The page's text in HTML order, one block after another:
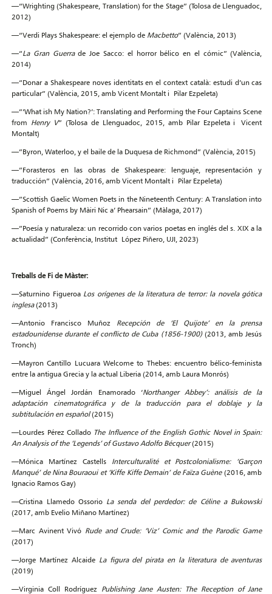
—“Wrighting (Shakespeare, Translation) for the Stage” (Tolosa de Llenguadoc,
2012)
—“Verdi Plays Shakespeare: el ejemplo de Macbetto” (València, 2013)
—“La Gran Guerrade Joe Sacco: el horror bélico en el cómic” (València,
2014)
—“Donar a Shakespeare noves identitats en el context català: estudi d’un cas
particular” (València, 2015, amb Vicent Montalt i Pilar Ezpeleta)
—”’What ish My Nation?’: Translating and Performing the Four Captains Scene
from Henry V” (Tolosa de Llenguadoc, 2015, amb Pilar Ezpeleta i Vicent
Montalt)
—”Byron, Waterloo, y el baile de la Duquesa de Richmond” (València, 2015)
—”Forasteros en las obras de Shakespeare: lenguaje, representación y
traducción” (València, 2016, amb Vicent Montalt i Pilar Ezpeleta)
—”Scottish Gaelic Women Poets in the Nineteenth Century: A Translation into
Spanish of Poems by Màiri Nic a’ Phearsain” (Màlaga, 2017)
—”Poesía y naturaleza: un recorrido con varios poetas en inglés del s. XIX a la
actualidad” (Conferència, Institut López Piñero, UJI, 2023)
Treballs de Fi de Màster:
—Saturnino Figueroa Los orígenes de la literatura de terror: la novela gótica
inglesa(2013)
—Antonio Francisco Muñoz Recepción de ‘El Quijote’ en la prensa
estadounidense durante el conflicto de Cuba (1856-1900)(2013, amb Jesús
Tronch)
—Mayron Cantillo Lucuara Welcome to Thebes: encuentro bélico-feminista
entre la antigua Grecia y la actual Liberia (2014, amb Laura Monrós)
—Miguel Ángel Jordán Enamorado ‘Northanger Abbey’: análisis de la
adaptación cinematográfica y de la traducción para el doblaje y la
subtitulación en español(2015)
—Lourdes Pérez Collado The Influence of the English Gothic Novel in Spain:
An Analysis of the ‘Legends’ of Gustavo Adolfo Bécquer(2015)
—Mónica Martínez Castells Interculturalité et Postcolonialisme: ‘Garçon
Manqué’ de Nina Bouraoui et ‘Kiffe Kiffe Demain’ de Faïza Guène(2016, amb
Ignacio Ramos Gay)
—Cristina Llamedo Ossorio La senda del perdedor: de Céline a Bukowski
(2017, amb Evelio Miñano Martínez)
—Marc Avinent Vivó Rude and Crude: ‘Viz’ Comic and the Parodic Game
(2017)
—Jorge Martínez Alcaide La figura del pirata en la literatura de aventuras
(2019)
—Virginia Coll Rodríguez Publishing Jane Austen: The Reception of Jane